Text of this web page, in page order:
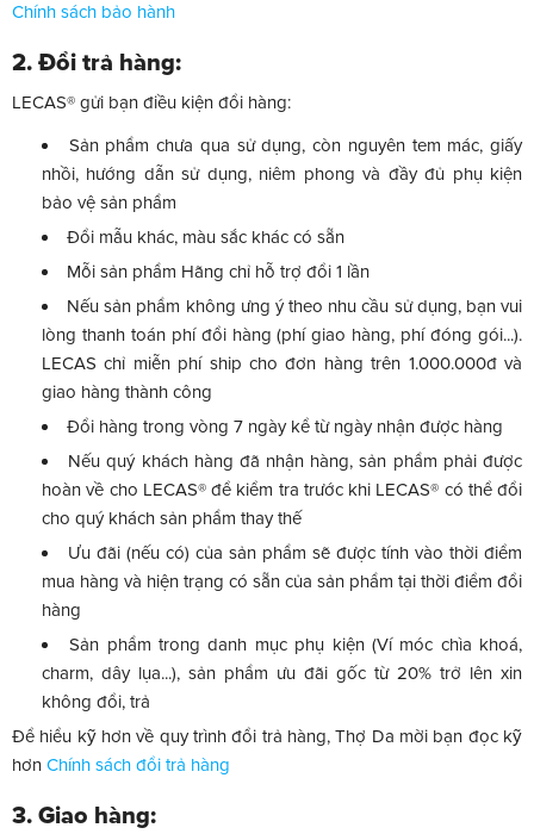
Chính sách bảo hành
2. Đổi trả hàng:
LECAS® gửi bạn điều kiện đổi hàng:
Sản phẩm chưa qua sử dụng, còn nguyên tem mác, giấy
nhồi, hướng dẫn sử dụng, niêm phong và đầy đủ phụ kiện
bảo vệ sản phẩm
Đổi mẫu khác, màu sắc khác có sẵn
Mỗi sản phẩm Hãng chỉ hỗ trợ đổi 1 lần
Nếu sản phẩm không ưng ý theo nhu cầu sử dụng, bạn vui
lòng thanh toán phí đổi hàng (phí giao hàng, phí đóng gói...).
LECAS chỉ miễn phí ship cho đơn hàng trên 1.000.000đ và
giao hàng thành công
Đổi hàng trong vòng 7 ngày kể từ ngày nhận được hàng
Nếu quý khách hàng đã nhận hàng, sản phẩm phải được
hoàn về cho LECAS® để kiểm tra trước khi LECAS® có thể đổi
cho quý khách sản phẩm thay thế
Ưu đãi (nếu có) của sản phẩm sẽ được tính vào thời điểm
mua hàng và hiện trạng có sẵn của sản phẩm tại thời điểm đổi
hàng
Sản phẩm trong danh mục phụ kiện (Ví móc chìa khoá,
charm, dây lụa...), sản phẩm ưu đãi gốc từ 20% trở lên xin
không đổi, trả
Để hiểu kỹ hơn về quy trình đổi trả hàng, Thợ Da mời bạn đọc kỹ
hơn Chính sách đổi trả hàng
3. Giao hàng: